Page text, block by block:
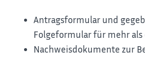
Antragsformular und
Folgeformular für mehr als
Nachweisdokumente zur